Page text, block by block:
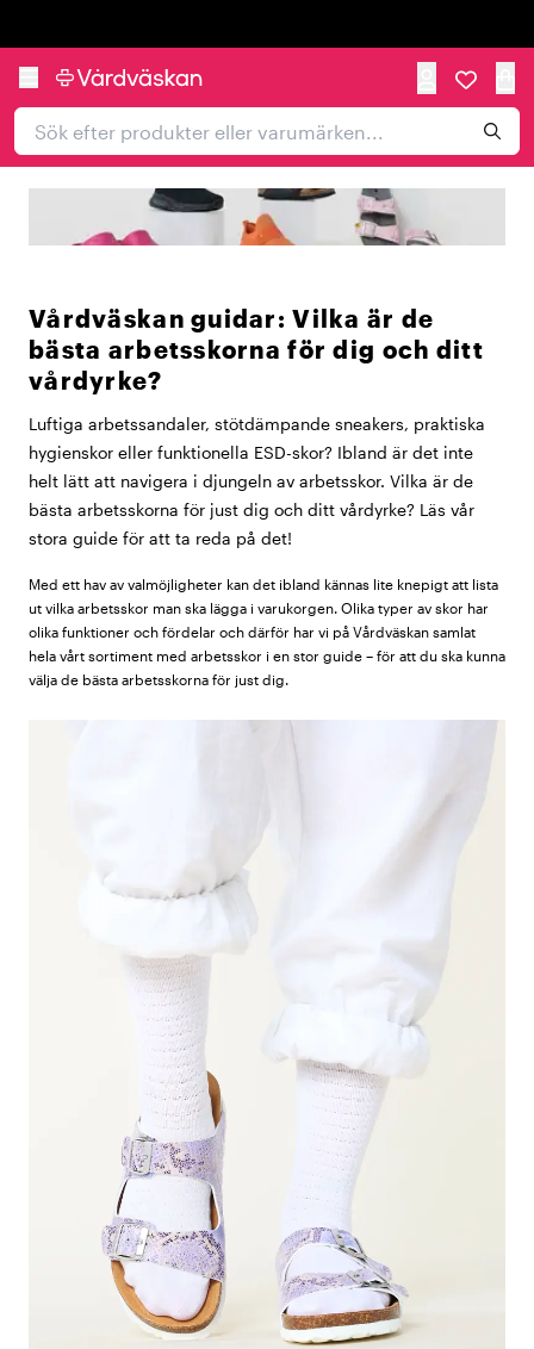
Vårdväskan guidar: Vilka är de
bästa arbetsskorna för dig och ditt
vårdyrke?
Luftiga arbetssandaler, stötdämpande sneakers, praktiska
hygienskor eller funktionella ESD-skor? Ibland är det inte
helt lätt att navigera i djungeln av arbetsskor. Vilka är de
bästa arbetsskorna för just dig och ditt vårdyrke? Läs vår
stora guide för att ta reda på det!
Med ett hav av valmöjligheter kan det ibland kännas lite knepigt att lista
ut vilka arbetsskor man ska lägga i varukorgen. Olika typer av skor har
olika funktioner och fördelar och därför har vi på Vårdväskan samlat
hela vårt sortiment med arbetsskor i en stor guide – för att du ska kunna
välja de bästa arbetsskorna för just dig.